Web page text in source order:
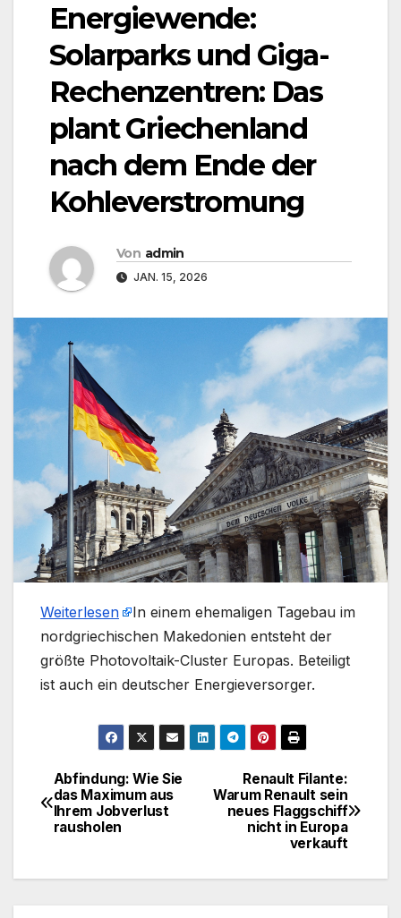
Energiewende:
Solarparks und Giga-
Rechenzentren: Das
plant Griechenland
nach dem Ende der
Kohleverstromung
Von admin
JAN. 15, 2026
Weiterlesen
​In einem ehemaligen Tagebau im
nordgriechischen Makedonien entsteht der
größte Photovoltaik-Cluster Europas. Beteiligt
ist auch ein deutscher Energieversorger.
BeitragsnavigationRenault Filante:
Warum Renault sein
neues Flaggschiff
nicht in Europa
verkauft
Abfindung: Wie Sie
das Maximum aus
Ihrem Jobverlust
rausholen